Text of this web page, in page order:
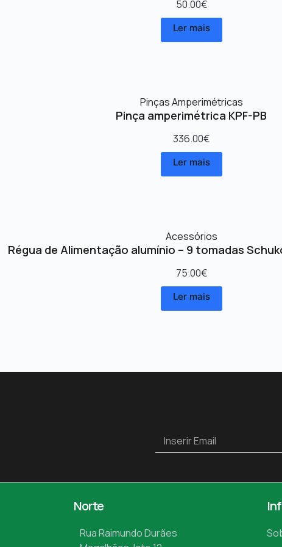
50.00€
Ler mais
Pinças Amperimétricas
Pinça amperimétrica KPF-PB
336.00€
Ler mais
Acessórios
Régua de Alimentação alumínio – 9 tomadas
75.00€
Ler mais
Norte
Rua Raimundo Durães